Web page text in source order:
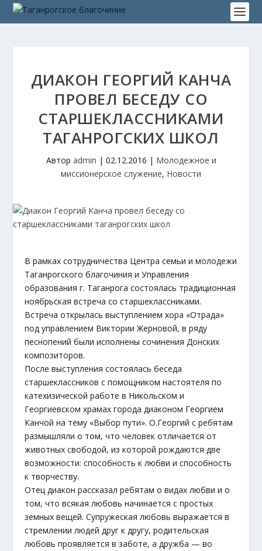
ДИАКОН ГЕОРГИЙ КАНЧА
ПРОВЕЛ БЕСЕДУ СО
СТАРШЕКЛАССНИКАМИ
ТАГАНРОГСКИХ ШКОЛ
Автор admin | 02.12.2016 | Молодежное и
миссионерское служение, Новости
В рамках сотрудничества Центра семьи и молодежи
Таганрогского благочиния и Управления
образования г. Таганрога состоялась традиционная
ноябрьская встреча со старшеклассниками.
Встреча открылась выступлением хора «Отрада»
под управлением Виктории Жерновой, в ряду
песнопений были исполнены сочинения Донских
композиторов.
После выступления состоялась беседа
старшеклассников с помощником настоятеля по
катехизической работе в Никольском и
Георгиевском храмах города диаконом Георгием
Канчой на тему «Выбор пути». О.Георгий с ребятам
размышляли о том, что человек отличается от
животных свободой, из которой рождаются две
возможности: способность к любви и способность
к творчеству.
Отец диакон рассказал ребятам о видах любви и о
том, что всякая любовь начинается с простых
земных вещей. Супружеская любовь выражается в
стремлении людей друг к другу, родительская
любовь проявляется в заботе, а дружба — во